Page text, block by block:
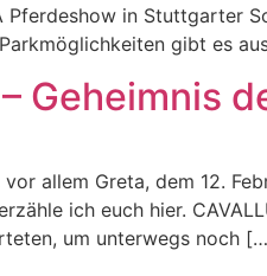
Pferdeshow in Stuttgarter
gibt es
Geheimnis
allem Greta, dem 12.
ich euch hier.
um unterwegs noch